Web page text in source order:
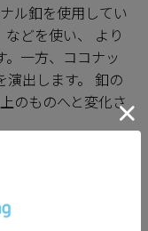
ル釦を使用してい
どを使い、 より
一方、ココナッ
演出します。 釦の
のものへと変化さ